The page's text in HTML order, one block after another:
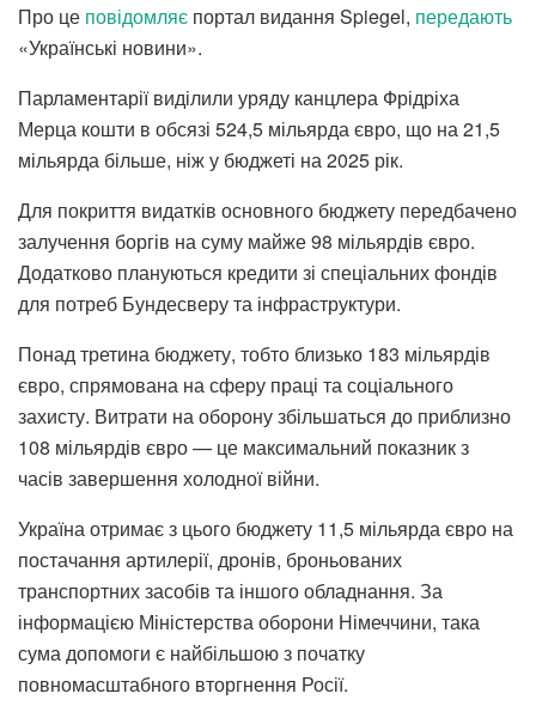
Про це повідомляє портал видання Spiegel, передають
«Українські новини».
Парламентарії виділили уряду канцлера Фрідріха
Мерца кошти в обсязі 524,5 мільярда євро, що на 21,5
мільярда більше, ніж у бюджеті на 2025 рік.
Для покриття видатків основного бюджету передбачено
залучення боргів на суму майже 98 мільярдів євро.
Додатково плануються кредити зі спеціальних фондів
для потреб Бундесверу та інфраструктури.
Понад третина бюджету, тобто близько 183 мільярдів
євро, спрямована на сферу праці та соціального
захисту. Витрати на оборону збільшаться до приблизно
108 мільярдів євро — це максимальний показник з
часів завершення холодної війни.
Україна отримає з цього бюджету 11,5 мільярда євро на
постачання артилерії, дронів, броньованих
транспортних засобів та іншого обладнання. За
інформацією Міністерства оборони Німеччини, така
сума допомоги є найбільшою з початку
повномасштабного вторгнення Росії.